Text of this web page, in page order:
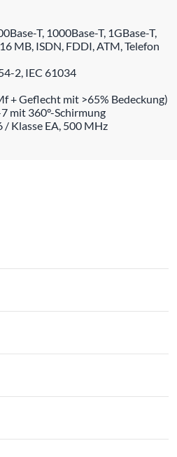
T, 1000Base-T, 1GBase-T,
MB, ISDN, FDDI, ATM, Telefon
2, IEC 61034
+ Geflecht mit >65% Bedeckung)
mit 360°-Schirmung
Klasse EA, 500 MHz